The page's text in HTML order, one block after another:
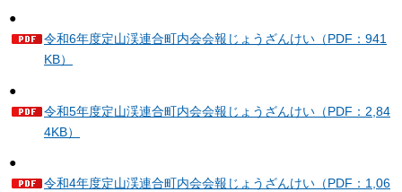
●
令和6年度定山渓連合町内会会報じょうざんけい（PDF：941
KB）
●
令和5年度定山渓連合町内会会報じょうざんけい（PDF：2,84
4KB）
●
令和4年度定山渓連合町内会会報じょうざんけい（PDF：1,06